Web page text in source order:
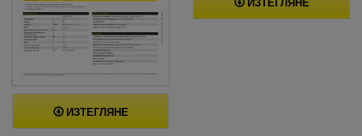
ИЗТЕГЛЯНЕ